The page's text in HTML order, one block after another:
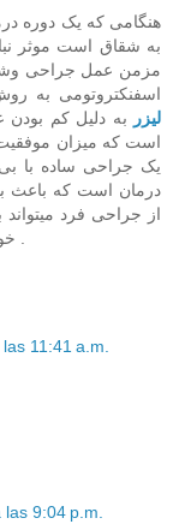
هنگامی که یک دوره
به شقاق است موثر
مزمن عمل جراحی
اسفنکتروتومی به
لیزر
به دلیل کم
یک جراحی ساده با
درمان است که باعث
از جراحی فرد
خود بپردازد وحتی میتواند حمام و رانندگی کند .
11:41 a.m.
9:04 p.m.